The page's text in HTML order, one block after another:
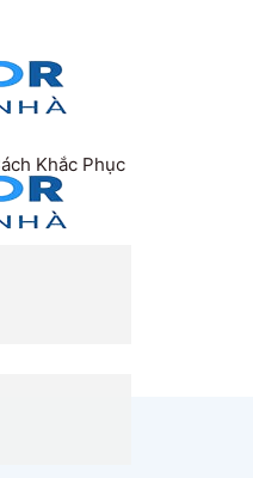
Khắc Phục